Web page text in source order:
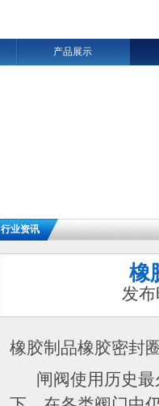
产品展示
行业资讯
橡
发
橡胶制品橡胶密封
闸阀使用历史最